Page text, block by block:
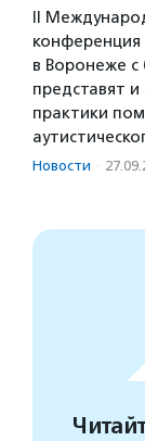
II
в Воронеже с
представят
практики
Новости ·